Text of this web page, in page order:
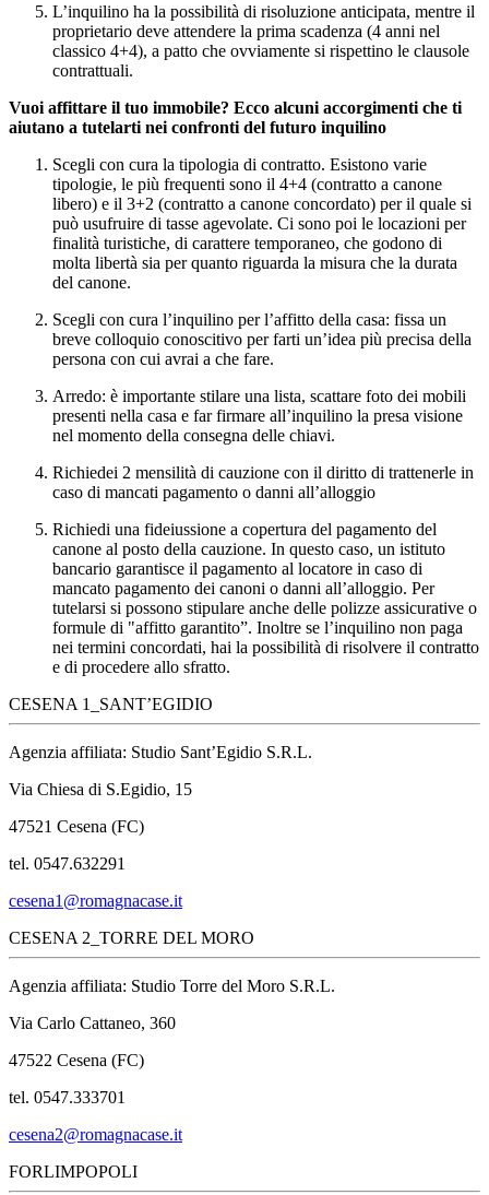
L’inquilino ha la possibilità di risoluzione anticipata, mentre il
proprietario deve attendere la prima scadenza (4 anni nel
classico 4+4), a patto che ovviamente si rispettino le clausole
contrattuali.
Vuoi affittare il tuo immobile? Ecco alcuni accorgimenti che ti
aiutano a tutelarti nei confronti del futuro inquilino
Scegli con cura la tipologia di contratto. Esistono varie
tipologie, le più frequenti sono il 4+4 (contratto a canone
libero) e il 3+2 (contratto a canone concordato) per il quale si
può usufruire di tasse agevolate. Ci sono poi le locazioni per
finalità turistiche, di carattere temporaneo, che godono di
molta libertà sia per quanto riguarda la misura che la durata
del canone.
Scegli con cura l’inquilino per l’affitto della casa: fissa un
breve colloquio conoscitivo per farti un’idea più precisa della
persona con cui avrai a che fare.
Arredo: è importante stilare una lista, scattare foto dei mobili
presenti nella casa e far firmare all’inquilino la presa visione
nel momento della consegna delle chiavi.
Richiedei 2 mensilità di cauzione con il diritto di trattenerle in
caso di mancati pagamento o danni all’alloggio
Richiedi una fideiussione a copertura del pagamento del
canone al posto della cauzione. In questo caso, un istituto
bancario garantisce il pagamento al locatore in caso di
mancato pagamento dei canoni o danni all’alloggio. Per
tutelarsi si possono stipulare anche delle polizze assicurative o
formule di "affitto garantito”. Inoltre se l’inquilino non paga
nei termini concordati, hai la possibilità di risolvere il contratto
e di procedere allo sfratto.
CESENA 1_SANT’EGIDIO
Agenzia affiliata: Studio Sant’Egidio S.R.L.
Via Chiesa di S.Egidio, 15
47521 Cesena (FC)
tel. 0547.632291
cesena1@romagnacase.it
CESENA 2_TORRE DEL MORO
Agenzia affiliata: Studio Torre del Moro S.R.L.
Via Carlo Cattaneo, 360
47522 Cesena (FC)
tel. 0547.333701
cesena2@romagnacase.it
FORLIMPOPOLI